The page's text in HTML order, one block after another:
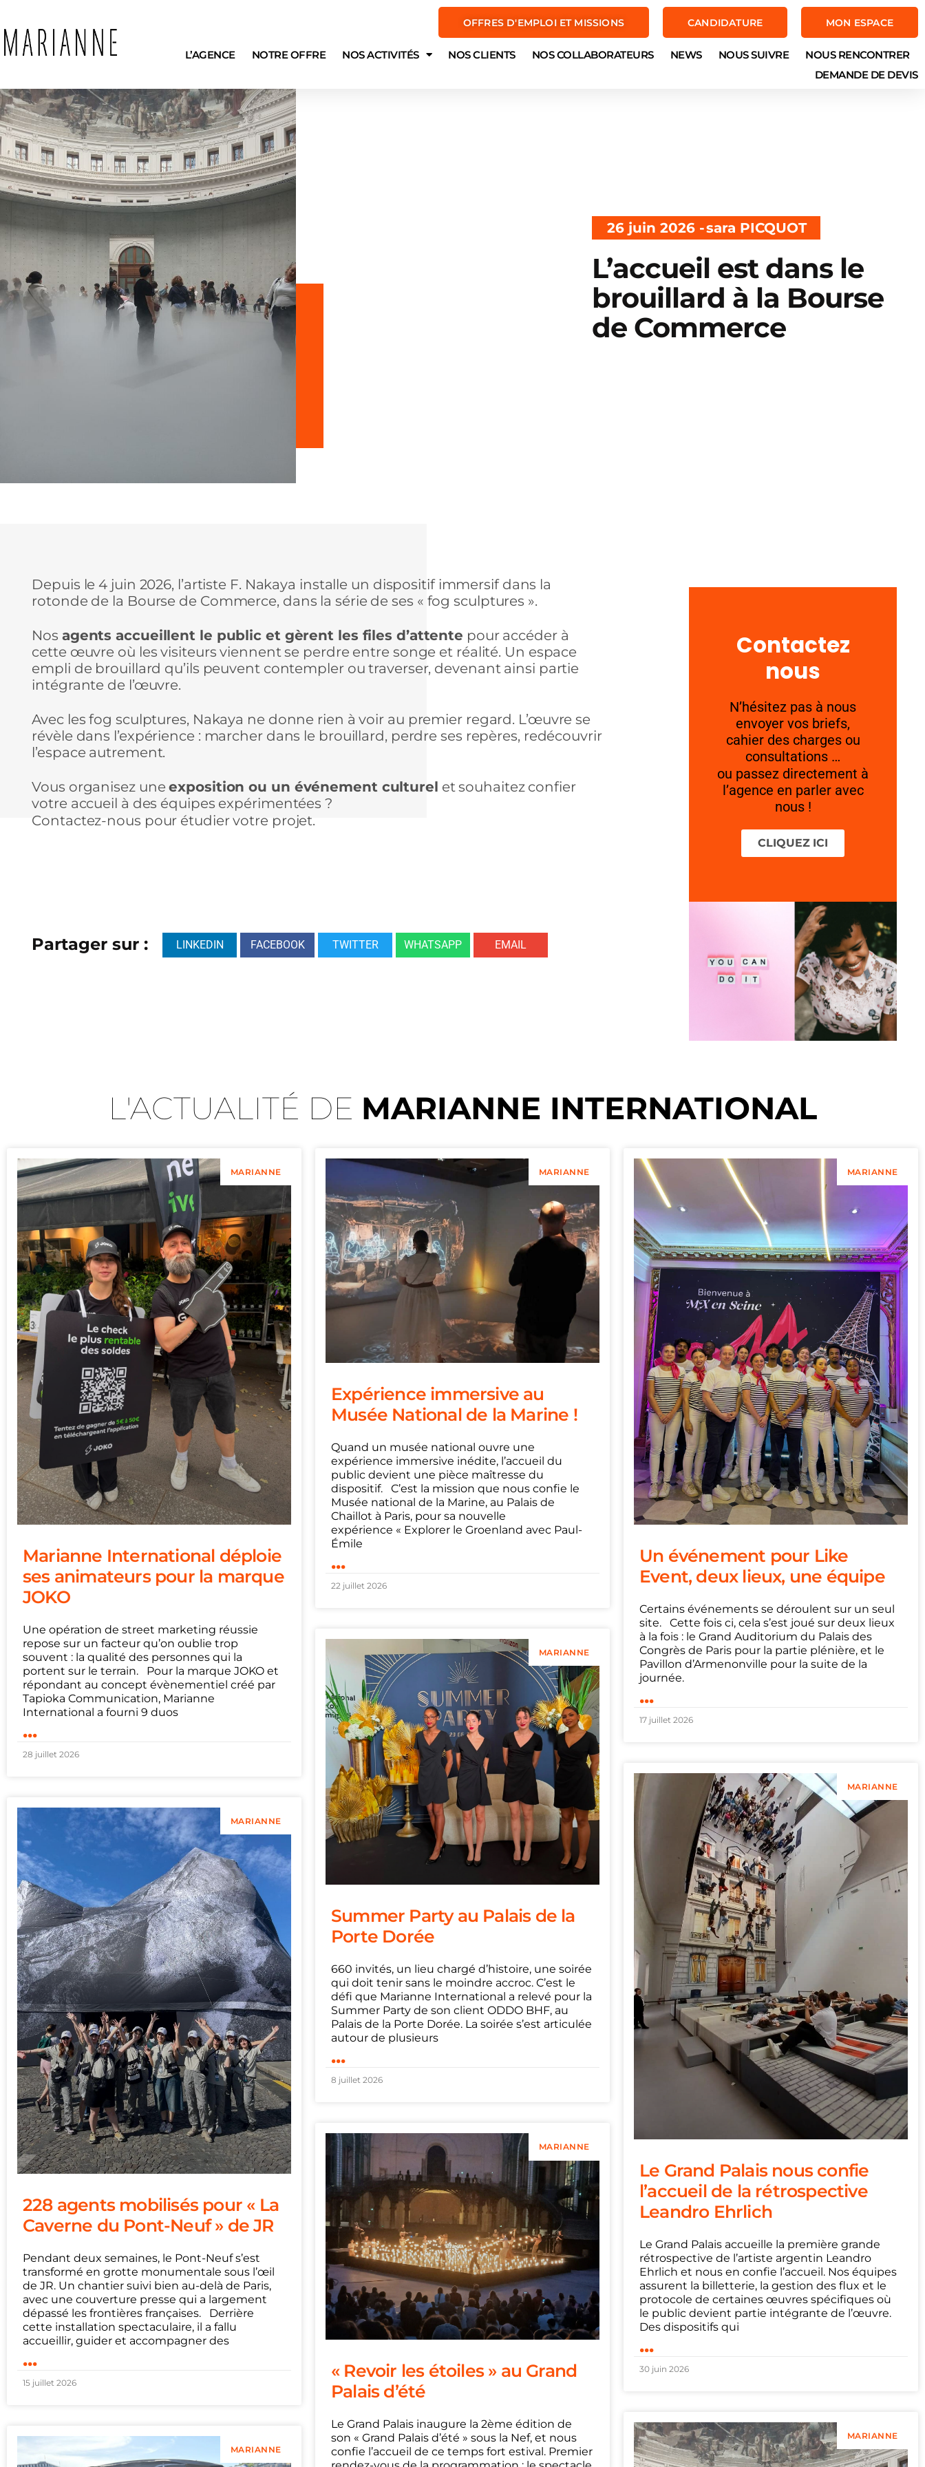
OFFRES D'EMPLOI ET MISSIONS CANDIDATURE MON ESPACE
L’AGENCE NOTRE OFFRE NOS ACTIVITÉS NOS CLIENTS NOS COLLABORATEURS NEWS NOUS SUIVRE
NOUS RENCONTRER
DEMANDE DE DEVIS
26 juin 2026 -sara PICQUOT
L’accueil est dans le
brouillard à la Bourse
de Commerce
Depuis le 4 juin 2026, l’artiste F. Nakaya installe un dispositif immersif dans la
rotonde de la Bourse de Commerce, dans la série de ses « fog sculptures ».
Nos agents accueillent le public et gèrent les files d’attente pour accéder à
cette œuvre où les visiteurs viennent se perdre entre songe et réalité. Un espace
empli de brouillard qu’ils peuvent contempler ou traverser, devenant ainsi partie
intégrante de l’œuvre.
Avec les fog sculptures, Nakaya ne donne rien à voir au premier regard. L’œuvre se
révèle dans l’expérience : marcher dans le brouillard, perdre ses repères, redécouvrir
l’espace autrement.
Vous organisez uneexposition ou un événement culturel et souhaitez confier
votre accueil à des équipes expérimentées ?
Contactez-nous pour étudier votre projet.
Partager sur : LINKEDIN FACEBOOK TWITTER WHATSAPP EMAIL
Contactez
nous
N’hésitez pas à nous
envoyer vos briefs,
cahier des charges ou
consultations …
ou passez directement à
l’agence en parler avec
nous !
CLIQUEZ ICI
L'ACTUALITÉ DE MARIANNE INTERNATIONAL
MARIANNE
Marianne International déploie
ses animateurs pour la marque
JOKO
Une opération de street marketing réussie
repose sur un facteur qu’on oublie trop
souvent : la qualité des personnes qui la
portent sur le terrain. Pour la marque JOKO et
répondant au concept évènementiel créé par
Tapioka Communication, Marianne
International a fourni 9 duos
...
28 juillet 2026
MARIANNE
Expérience immersive au
Musée National de la Marine !
Quand un musée national ouvre une
expérience immersive inédite, l’accueil du
public devient une pièce maîtresse du
dispositif. C’est la mission que nous confie le
Musée national de la Marine, au Palais de
Chaillot à Paris, pour sa nouvelle
expérience « Explorer le Groenland avec Paul-
Émile
...
22 juillet 2026
MARIANNE
Un événement pour Like
Event, deux lieux, une équipe
Certains événements se déroulent sur un seul
site. Cette fois ci, cela s’est joué sur deux lieux
à la fois : le Grand Auditorium du Palais des
Congrès de Paris pour la partie plénière, et le
Pavillon d’Armenonville pour la suite de la
journée.
...
17 juillet 2026
MARIANNE
228 agents mobilisés pour « La
Caverne du Pont-Neuf » de JR
Pendant deux semaines, le Pont-Neuf s’est
transformé en grotte monumentale sous l’œil
de JR. Un chantier suivi bien au-delà de Paris,
avec une couverture presse qui a largement
dépassé les frontières françaises. Derrière
cette installation spectaculaire, il a fallu
accueillir, guider et accompagner des
...
15 juillet 2026
MARIANNE
Summer Party au Palais de la
Porte Dorée
660 invités, un lieu chargé d’histoire, une soirée
qui doit tenir sans le moindre accroc. C’est le
défi que Marianne International a relevé pour la
Summer Party de son client ODDO BHF, au
Palais de la Porte Dorée. La soirée s’est articulée
autour de plusieurs
...
8 juillet 2026
MARIANNE
Le Grand Palais nous confie
l’accueil de la rétrospective
Leandro Ehrlich
Le Grand Palais accueille la première grande
rétrospective de l’artiste argentin Leandro
Ehrlich et nous en confie l’accueil. Nos équipes
assurent la billetterie, la gestion des flux et le
protocole de certaines œuvres spécifiques où
le public devient partie intégrante de l’œuvre.
Des dispositifs qui
...
30 juin 2026
MARIANNE
MARIANNE
« Revoir les étoiles » au Grand
Palais d’été
Le Grand Palais inaugure la 2ème édition de
son « Grand Palais d’été » sous la Nef, et nous
confie l’accueil de ce temps fort estival. Premier
MARIANNE